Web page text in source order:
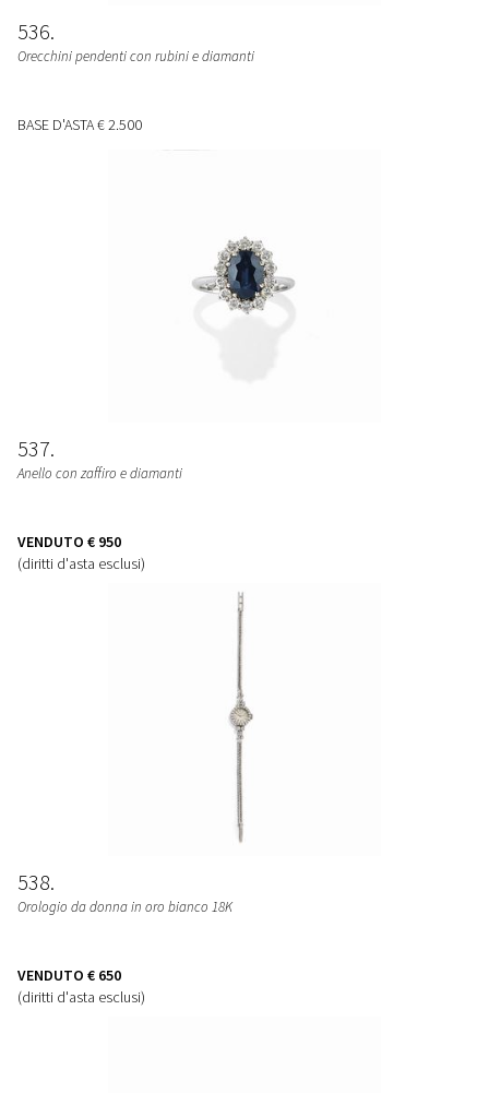
536
Orecchini pendenti con rubini e diamanti
BASE D'ASTA€ 2.500
537
Anello con zaffiro e diamanti
VENDUTO € 950
(diritti d'asta esclusi)
538
Orologio da donna in oro bianco 18K
VENDUTO € 650
(diritti d'asta esclusi)